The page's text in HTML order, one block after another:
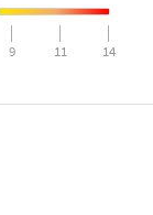
9 11 14